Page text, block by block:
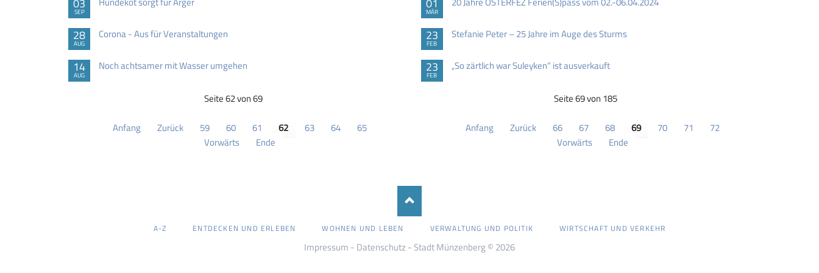
SEP
28
AUG
Corona - Aus für Veranstaltungen
14
AUG
Noch achtsamer mit Wasser umgehen
Seite 62 von 69
Anfang Zurück 59 60 61 62 63 64
65
Vorwärts
Ende
MÄR
23
FEB
Stefanie Peter – 25 Jahre im Auge des Sturms
23
FEB
„So zärtlich war Suleyken“ ist ausverkauft
Seite 69 von 185
Anfang Zurück 66 67 68 69 70 71
72
Vorwärts
Ende
ÜBERSPRINGEN
A-Z ENTDECKEN UND ERLEBEN WOHNEN UND LEBEN VERWALTUNG UND POLITIK WIRTSCHAFT UND VERKEHR
Impressum - Datenschutz - Stadt Münzenberg © 2026